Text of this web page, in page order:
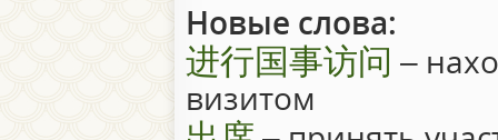
Новые слова:
进行国事访问 –
визитом